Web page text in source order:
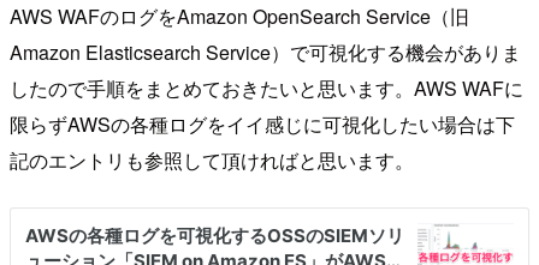
AWS WAFのログをAmazon OpenSearch Service（旧
Amazon Elasticsearch Service）で可視化する機会がありま
したので手順をまとめておきたいと思います。AWS WAFに
限らずAWSの各種ログをイイ感じに可視化したい場合は下
記のエントリも参照して頂ければと思います。